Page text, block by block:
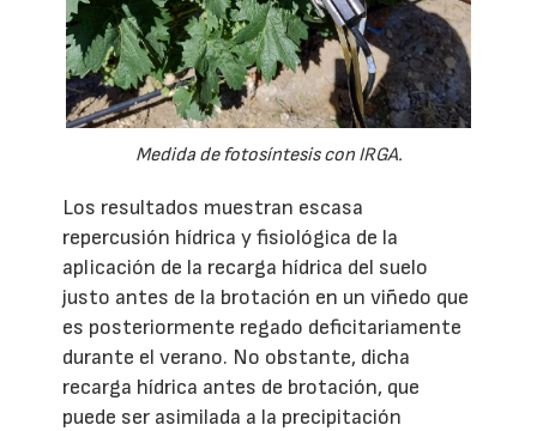
Medida de fotosíntesis con IRGA.
Los resultados muestran escasa
repercusión hídrica y fisiológica de la
aplicación de la recarga hídrica del suelo
justo antes de la brotación en un viñedo que
es posteriormente regado deficitariamente
durante el verano. No obstante, dicha
recarga hídrica antes de brotación, que
puede ser asimilada a la precipitación